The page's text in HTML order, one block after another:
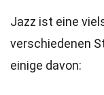
Jazz ist eine
verschiedenen
einige davon: